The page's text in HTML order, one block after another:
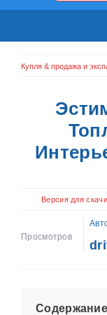
Купля & продажа и
Версия для
Просмотров